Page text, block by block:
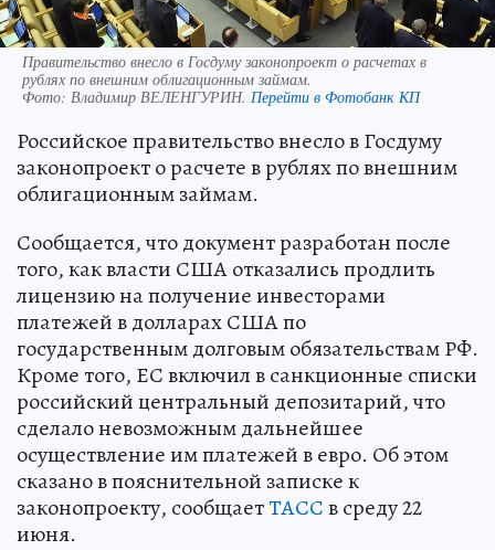
Правительство внесло в Госдуму законопроект о расчетах в
рублях по внешним облигационным займам.
Фото: Владимир ВЕЛЕНГУРИН. Перейти в Фотобанк КП
Российское правительство внесло в Госдуму
законопроект о расчете в рублях по внешним
облигационным займам.
Сообщается, что документ разработан после
того, как власти США отказались продлить
лицензию на получение инвесторами
платежей в долларах США по
государственным долговым обязательствам РФ.
Кроме того, ЕС включил в санкционные списки
российский центральный депозитарий, что
сделало невозможным дальнейшее
осуществление им платежей в евро. Об этом
сказано в пояснительной записке к
законопроекту, сообщаетТАССв среду 22
июня.